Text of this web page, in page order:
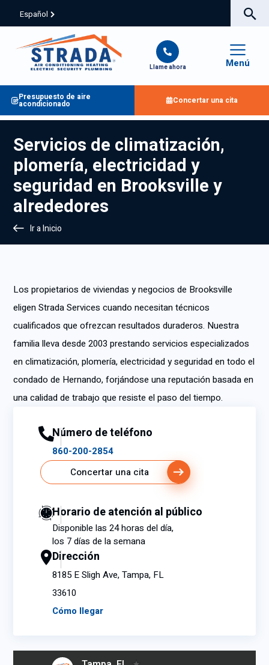
Español
Llame ahora Menú
Presupuesto de aire
acondicionado Concertar una cita
Servicios de climatización,
plomería, electricidad y
seguridad en Brooksville y
alrededores
Ir a Inicio
Los propietarios de viviendas y negocios de Brooksville
eligen Strada Services cuando necesitan técnicos
cualificados que ofrezcan resultados duraderos. Nuestra
familia lleva desde 2003 prestando servicios especializados
en climatización, plomería, electricidad y seguridad en todo el
condado de Hernando, forjándose una reputación basada en
una calidad de trabajo que resiste el paso del tiempo.
Número de teléfono
860-200-2854
Concertar una cita
Horario de atención al público
Disponible las 24 horas del día,
los 7 días de la semana
Dirección
8185 E Sligh Ave, Tampa, FL
33610
Cómo llegar